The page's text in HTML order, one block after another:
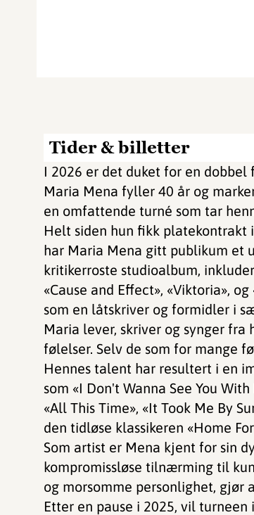
Tider & billetter
I 2026 er det duket for en
Maria Mena fyller 40 år og
en omfattende turné som tar
Helt siden hun fikk platekontrakt
har Maria Mena gitt publikum et
kritikerroste studioalbum,
«Cause and Effect», «Viktoria»,
som en låtskriver og formidler i
Maria lever, skriver og synger
følelser. Selv de som for mange
Hennes talent har resultert i en
som «I Don't Wanna See You
«All This Time», «It Took Me By
den tidløse klassikeren «Home
Som artist er Mena kjent for sin
kompromissløse tilnærming til
og morsomme personlighet, gjør
Etter en pause i 2025, vil